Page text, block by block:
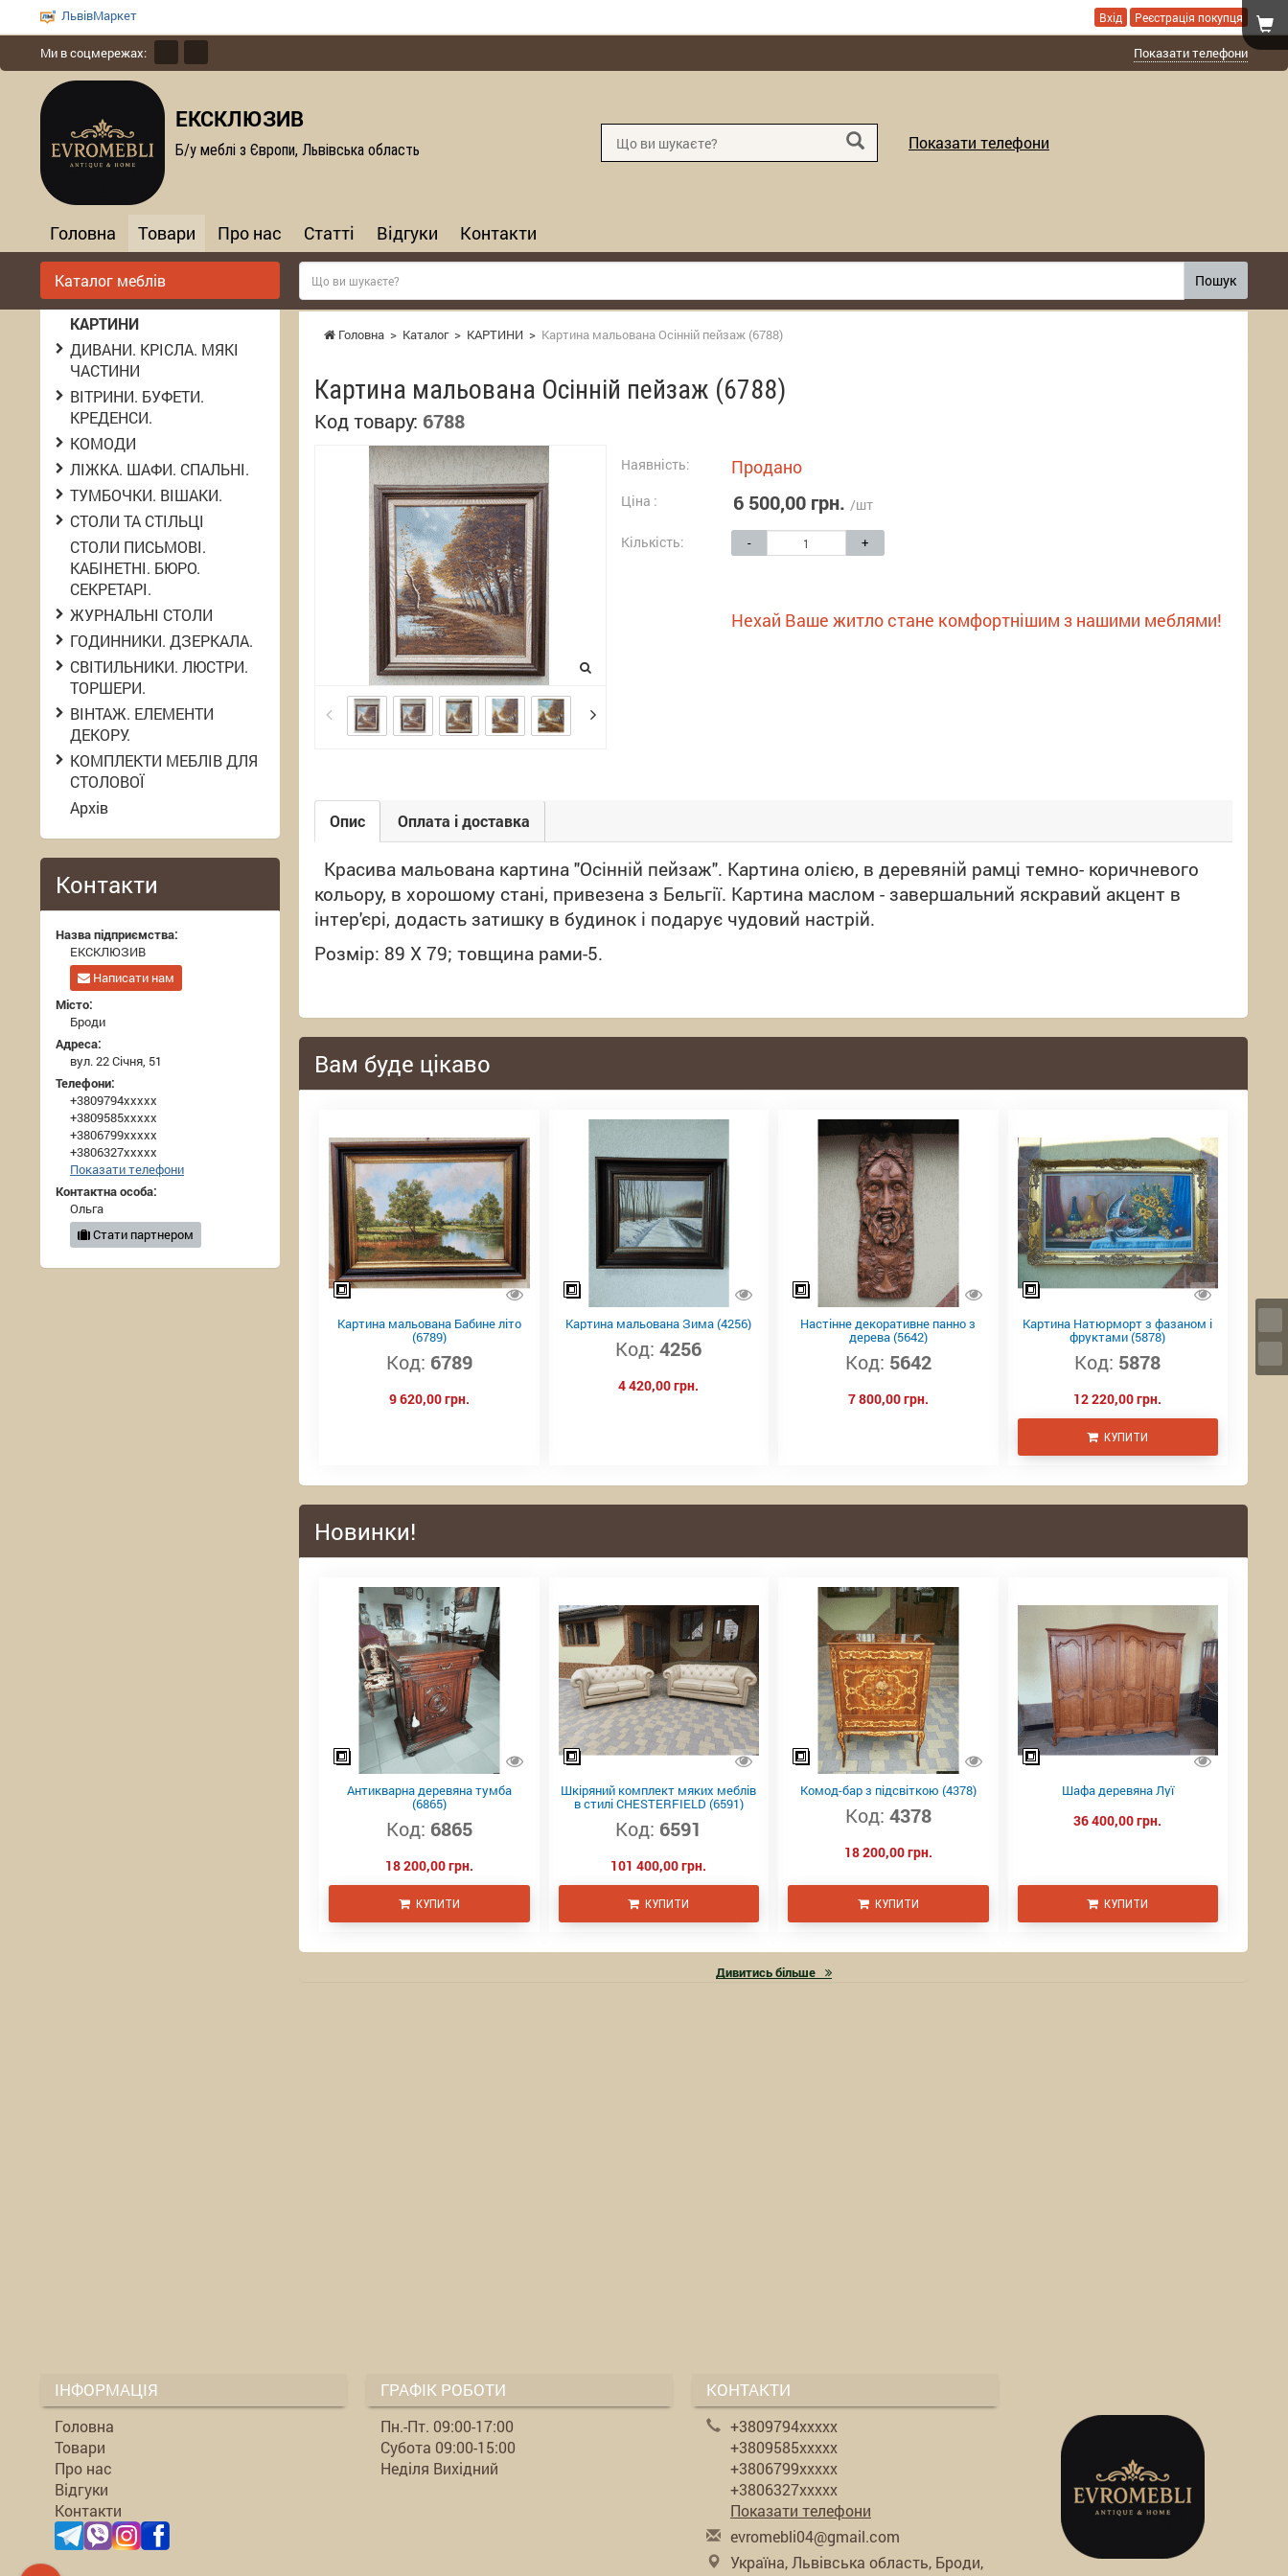
Вхід Реєстрація покупця
ЛьвівМаркет
Ми в соцмережах: Показати телефони
ЕКСКЛЮЗИВ
Б/у меблі з Європи, Львівська область Показати телефони
Головна Товари Про нас Статті Відгуки Контакти
Пошук
Головна > Каталог > КАРТИНИ > Картина мальована Осінній пейзаж (6788)
Картина мальована Осінній пейзаж (6788)
Код товару: 6788
Наявність: Продано
Ціна : 6 500,00 грн. /шт
Кількість: - +
Нехай Ваше житло стане комфортнішим з нашими меблями!
Опис Оплата і доставка
Красива мальована картина "Осінній пейзаж". Картина олією, в деревяній рамці темно- коричневого
кольору, в хорошому стані, привезена з Бельгії. Картина маслом - завершальний яскравий акцент в
інтер'єрі, додасть затишку в будинок і подарує чудовий настрій.
Розмір: 89 Х 79; товщина рами-5.
Вам буде цікаво
Картина мальована Бабине літо
(6789)
Код: 6789
9 620,00 грн.
Картина мальована Зима (4256)
Код: 4256
4 420,00 грн.
Настінне декоративне панно з
дерева (5642)
Код: 5642
7 800,00 грн.
Картина Натюрморт з фазаном і
фруктами (5878)
Код: 5878
12 220,00 грн.
КУПИТИ
Новинки!
Антикварна деревяна тумба
(6865)
Код: 6865
18 200,00 грн.
КУПИТИ
Шкіряний комплект мяких меблів
в стилі CHESTERFIELD (6591)
Код: 6591
101 400,00 грн.
КУПИТИ
Комод-бар з підсвіткою (4378)
Код: 4378
18 200,00 грн.
КУПИТИ
Шафа деревяна Луї
36 400,00 грн.
КУПИТИ
Дивитись більше
Каталог меблів
КАРТИНИ
ДИВАНИ. КРІСЛА. МЯКІ
ЧАСТИНИ
ВІТРИНИ. БУФЕТИ.
КРЕДЕНСИ.
КОМОДИ
ЛІЖКА. ШАФИ. СПАЛЬНІ.
ТУМБОЧКИ. ВІШАКИ.
СТОЛИ ТА СТІЛЬЦІ
СТОЛИ ПИСЬМОВІ.
КАБІНЕТНІ. БЮРО.
СЕКРЕТАРІ.
ЖУРНАЛЬНІ СТОЛИ
ГОДИННИКИ. ДЗЕРКАЛА.
СВІТИЛЬНИКИ. ЛЮСТРИ.
ТОРШЕРИ.
ВІНТАЖ. ЕЛЕМЕНТИ
ДЕКОРУ.
КОМПЛЕКТИ МЕБЛІВ ДЛЯ
СТОЛОВОЇ
Архів
Контакти
Назва підприємства:
ЕКСКЛЮЗИВ
Написати нам
Місто:
Броди
Адреса:
вул. 22 Січня, 51
Телефони:
+3809794xxxxx
+3809585xxxxx
+3806799xxxxx
+3806327xxxxx
Показати телефони
Контактна особа:
Ольга
Стати партнером
ІНФОРМАЦІЯ
Головна
Товари
Про нас
Відгуки
Контакти
ГРАФІК РОБОТИ
Пн.-Пт. 09:00-17:00
Субота 09:00-15:00
Неділя Вихідний
КОНТАКТИ
+3809794xxxxx
+3809585xxxxx
+3806799xxxxx
+3806327xxxxx
Показати телефони
evromebli04@gmail.com
Україна, Львівська область, Броди,